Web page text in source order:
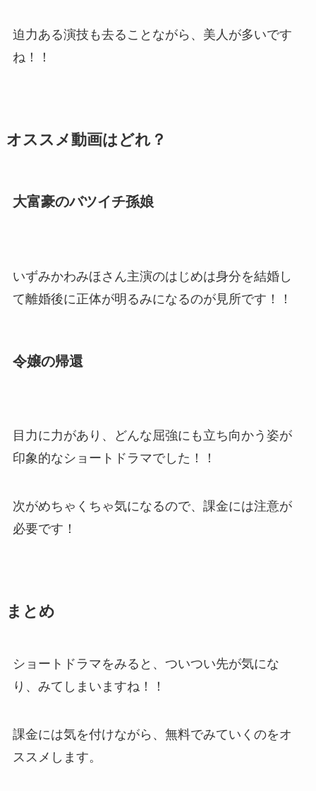
迫力ある演技も去ることながら、美人が多いです
ね！！
オススメ動画はどれ？
大富豪のバツイチ孫娘
いずみかわみほさん主演のはじめは身分を結婚し
て離婚後に正体が明るみになるのが見所です！！
令嬢の帰還
目力に力があり、どんな屈強にも立ち向かう姿が
印象的なショートドラマでした！！
次がめちゃくちゃ気になるので、課金には注意が
必要です！
まとめ
ショートドラマをみると、ついつい先が気にな
り、みてしまいますね！！
課金には気を付けながら、無料でみていくのをオ
ススメします。